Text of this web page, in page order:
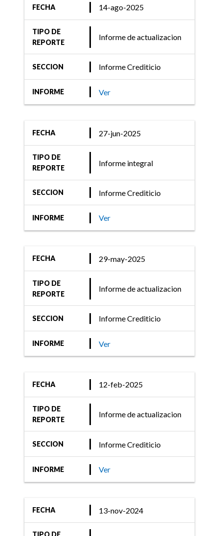
valores fiduciarios
emitidos bajo los
Fideicomisos Fina ...
16-dic-2021
Informe Crediticio
Ratings) confirma las
calificaciones de las
Obligaciones Negociables
Serie IV Clase A y Clase B
emitidas po ...
Informe Crediticio
FIX (afiliada de Fitch
Ratings) asigna
calificación a las
Obligaciones Negociables
Serie IV Clase A y Clase B a
emitir por CFN S.A ...
14-jul-2021
Informe Crediticio
FIX (afiliada de Fitch
Ratings) confirma las
calificaciones de
endeudamiento de las
Entidades Financieras de
FECHA 14-ago-2025
TIPO DE
REPORTE
Informe de actualizacion
SECCION Informe Crediticio
INFORME Ver
FECHA 27-jun-2025
TIPO DE
REPORTE
Informe integral
SECCION Informe Crediticio
INFORME Ver
FECHA 29-may-2025
TIPO DE
REPORTE
Informe de actualizacion
SECCION Informe Crediticio
INFORME Ver
FECHA 12-feb-2025
TIPO DE
REPORTE
Informe de actualizacion
SECCION Informe Crediticio
INFORME Ver
FECHA 13-nov-2024